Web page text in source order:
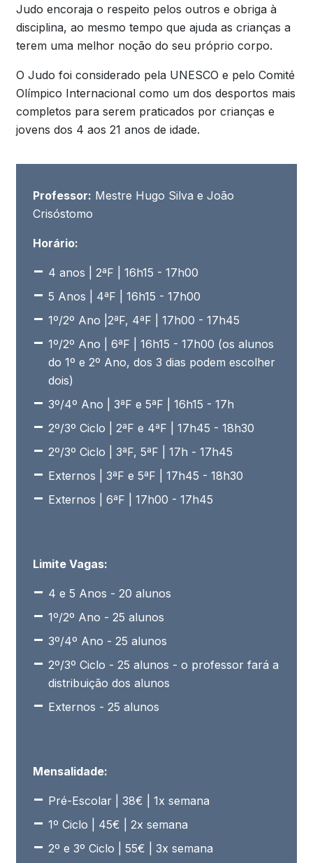
Judo encoraja o respeito pelos outros e obriga à
disciplina, ao mesmo tempo que ajuda as crianças a
terem uma melhor noção do seu próprio corpo.
O Judo foi considerado pela UNESCO e pelo Comité
Olímpico Internacional como um dos desportos mais
completos para serem praticados por crianças e
jovens dos 4 aos 21 anos de idade.
Professor: Mestre Hugo Silva e João
Crisóstomo
Horário:
4 anos | 2ªF | 16h15 - 17h00
5 Anos | 4ªF | 16h15 - 17h00
1º/2º Ano |2ªF, 4ªF | 17h00 - 17h45
1º/2º Ano | 6ªF | 16h15 - 17h00 (os alunos
do 1º e 2º Ano, dos 3 dias podem escolher
dois)
3º/4º Ano | 3ªF e 5ªF | 16h15 - 17h
2º/3º Ciclo | 2ªF e 4ªF | 17h45 - 18h30
2º/3º Ciclo | 3ªF, 5ªF | 17h - 17h45
Externos | 3ªF e 5ªF | 17h45 - 18h30
Externos | 6ªF | 17h00 - 17h45
Limite Vagas:
4 e 5 Anos - 20 alunos
1º/2º Ano - 25 alunos
3º/4º Ano - 25 alunos
2º/3º Ciclo - 25 alunos - o professor fará a
distribuição dos alunos
Externos - 25 alunos
Mensalidade:
Pré-Escolar | 38€ | 1x semana
1º Ciclo | 45€ | 2x semana
2º e 3º Ciclo | 55€ | 3x semana